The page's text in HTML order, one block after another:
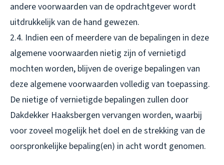
andere voorwaarden van de opdrachtgever wordt
uitdrukkelijk van de hand gewezen.
2.4. Indien een of meerdere van de bepalingen in deze
algemene voorwaarden nietig zijn of vernietigd
mochten worden, blijven de overige bepalingen van
deze algemene voorwaarden volledig van toepassing.
De nietige of vernietigde bepalingen zullen door
Dakdekker Haaksbergen vervangen worden, waarbij
voor zoveel mogelijk het doel en de strekking van de
oorspronkelijke bepaling(en) in acht wordt genomen.